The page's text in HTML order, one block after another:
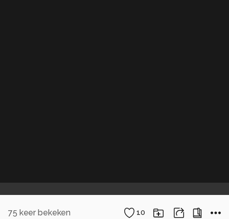
75 keer bekeken 10